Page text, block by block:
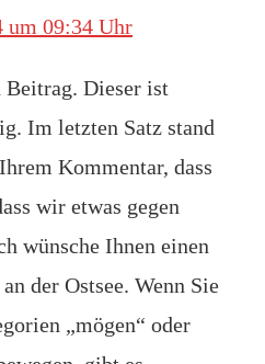
um 09:34 Uhr
Dieser ist
Im letzten Satz stand
Kommentar, dass
wir etwas gegen
wünsche Ihnen einen
der Ostsee. Wenn Sie
„mögen“ oder